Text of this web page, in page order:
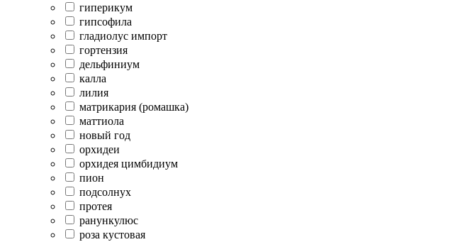
гиперикум
гипсофила
гладиолус импорт
гортензия
дельфиниум
калла
лилия
матрикария (ромашка)
маттиола
новый год
орхидеи
орхидея цимбидиум
пион
подсолнух
протея
ранункулюс
роза кустовая